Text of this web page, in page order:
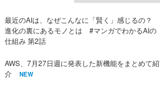
最近のAIは、なぜこんなに「賢く」感じるの？
進化の裏にあるモノとは #マンガでわかるAIの
仕組み 第2話
AWS、7月27日週に発表した新機能をまとめて紹
介
NEW